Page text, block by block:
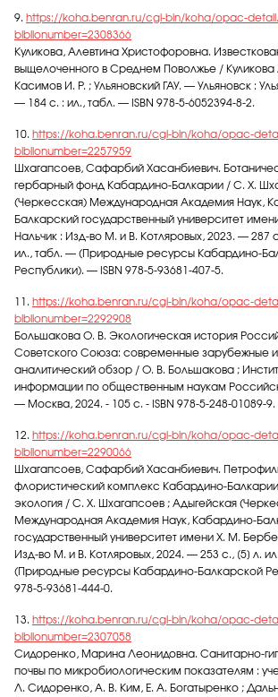
9. https://koha.benran.ru/cgi-bin/koha/opac-
biblionumber=2308366
Куликова, Алевтина Христофоровна.
выщелоченного в Среднем Поволжье / Куликова
Касимов И. Р. ; Ульяновский ГАУ. — Ульяновск :
— 184 с. : ил., табл. — ISBN 978-5-6052394-8-2.
10. https://koha.benran.ru/cgi-bin/koha/opac-
biblionumber=2257959
Шхагапсоев, Сафарбий Хасанбиевич.
гербарный фонд Кабардино-Балкарии / С. Х.
(Черкесская) Международная Академия Наук,
Балкарский государственный университет
Нальчик : Изд-во М. и В. Котляровых, 2023. — 287
ил., табл. — (Природные ресурсы Кабардино-
Республики). — ISBN 978-5-93681-407-5.
11. https://koha.benran.ru/cgi-bin/koha/opac-
biblionumber=2292908
Большакова О. В. Экологическая история
Советского Союза: современные зарубежные
аналитический обзор / О. В. Большакова ;
информации по общественным наукам
— Москва, 2024. - 105 с. - ISBN 978-5-248-01089-9.
12. https://koha.benran.ru/cgi-bin/koha/opac-
biblionumber=2290066
Шхагапсоев, Сафарбий Хасанбиевич.
флористический комплекс Кабардино-
экология / С. Х. Шхагапсоев ; Адыгейская
Международная Академия Наук, Кабардино-
государственный университет имени Х. М.
Изд-во М. и В. Котляровых, 2024. — 253 с., [5] л.
(Природные ресурсы Кабардино-Балкарской
978-5-93681-444-0.
13. https://koha.benran.ru/cgi-bin/koha/opac-
biblionumber=2307058
Сидоренко, Марина Леонидовна. Санитарно-
почвы по микробиологическим показателям :
Л. Сидоренко, А. В. Ким, Е. А. Богатыренко ;